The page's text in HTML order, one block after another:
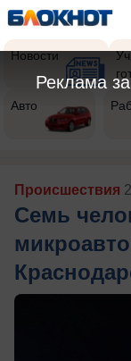
Новости
Авто
Происшествия
Семь